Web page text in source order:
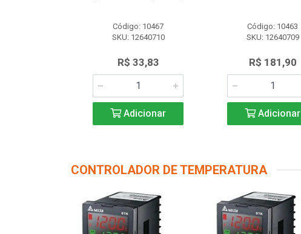
Código: 10467
SKU: 12640710
R$ 33,83
Adicionar
Código: 10463
SKU: 12640709
R$ 181,90
Adicionar
CONTROLADOR DE TEMPERATURA